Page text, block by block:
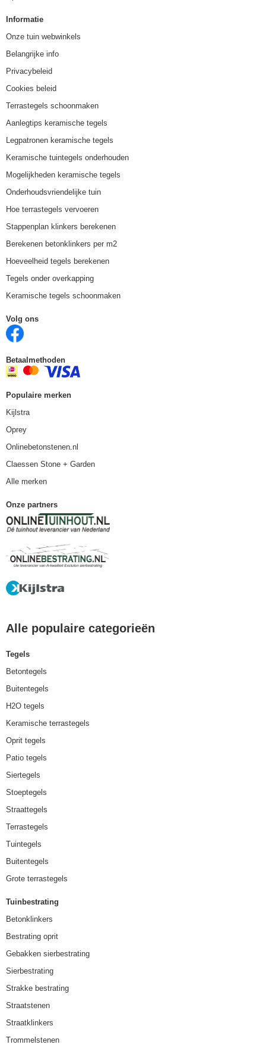
Informatie
Onze tuin webwinkels
Belangrijke info
Privacybeleid
Cookies beleid
Terrastegels schoonmaken
Aanlegtips keramische tegels
Legpatronen keramische tegels
Keramische tuintegels onderhouden
Mogelijkheden keramische tegels
Onderhoudsvriendelijke tuin
Hoe terrastegels vervoeren
Stappenplan klinkers berekenen
Berekenen betonklinkers per m2
Hoeveelheid tegels berekenen
Tegels onder overkapping
Keramische tegels schoonmaken
Volg ons
Betaalmethoden
Populaire merken
Kijlstra
Oprey
Onlinebetonstenen.nl
Claessen Stone + Garden
Alle merken
Onze partners
Alle populaire categorieën
Tegels
Betontegels
Buitentegels
H2O tegels
Keramische terrastegels
Oprit tegels
Patio tegels
Siertegels
Stoeptegels
Straattegels
Terrastegels
Tuintegels
Buitentegels
Grote terrastegels
Tuinbestrating
Betonklinkers
Bestrating oprit
Gebakken sierbestrating
Sierbestrating
Strakke bestrating
Straatstenen
Straatklinkers
Trommelstenen